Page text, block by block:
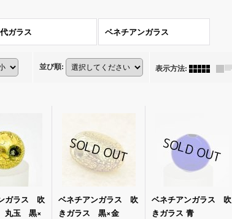
ガラス ベネチアンガラス
並び順: 表示方法:
ガラス 吹
丸玉 黒×
ベネチアンガラス 吹
きガラス 黒×金
ベネチアンガラス 吹
きガラス 青